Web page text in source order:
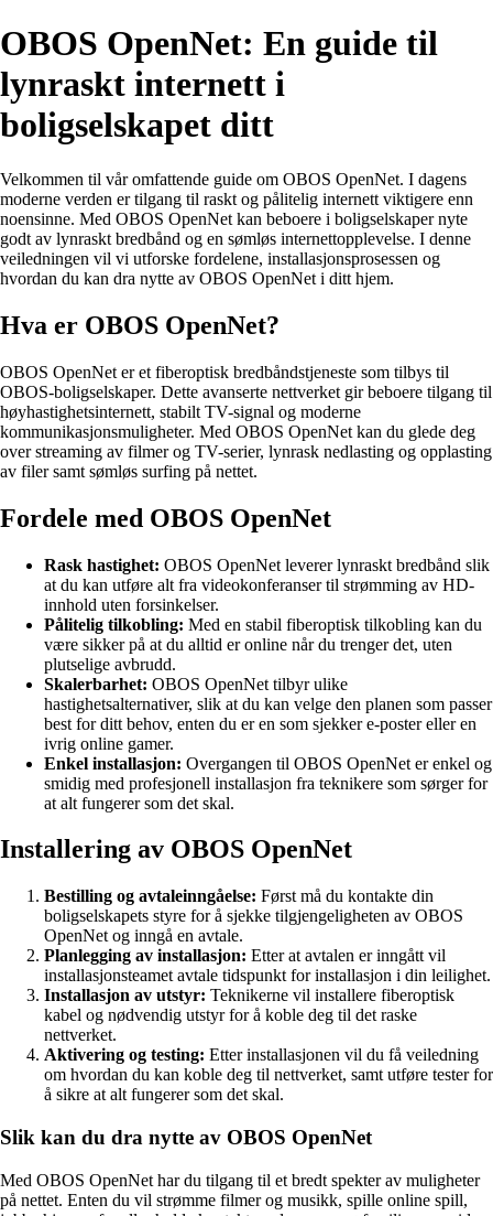
OBOS OpenNet: En guide til
lynraskt internett i
boligselskapet ditt
Velkommen til vår omfattende guide om OBOS OpenNet. I dagens
moderne verden er tilgang til raskt og pålitelig internett viktigere enn
noensinne. Med OBOS OpenNet kan beboere i boligselskaper nyte
godt av lynraskt bredbånd og en sømløs internettopplevelse. I denne
veiledningen vil vi utforske fordelene, installasjonsprosessen og
hvordan du kan dra nytte av OBOS OpenNet i ditt hjem.
Hva er OBOS OpenNet?
OBOS OpenNet er et fiberoptisk bredbåndstjeneste som tilbys til
OBOS-boligselskaper. Dette avanserte nettverket gir beboere tilgang til
høyhastighetsinternett, stabilt TV-signal og moderne
kommunikasjonsmuligheter. Med OBOS OpenNet kan du glede deg
over streaming av filmer og TV-serier, lynrask nedlasting og opplasting
av filer samt sømløs surfing på nettet.
Fordele med OBOS OpenNet
Rask hastighet: OBOS OpenNet leverer lynraskt bredbånd slik
at du kan utføre alt fra videokonferanser til strømming av HD-
innhold uten forsinkelser.
Pålitelig tilkobling: Med en stabil fiberoptisk tilkobling kan du
være sikker på at du alltid er online når du trenger det, uten
plutselige avbrudd.
Skalerbarhet: OBOS OpenNet tilbyr ulike
hastighetsalternativer, slik at du kan velge den planen som passer
best for ditt behov, enten du er en som sjekker e-poster eller en
ivrig online gamer.
Enkel installasjon: Overgangen til OBOS OpenNet er enkel og
smidig med profesjonell installasjon fra teknikere som sørger for
at alt fungerer som det skal.
Installering av OBOS OpenNet
Bestilling og avtaleinngåelse: Først må du kontakte din
boligselskapets styre for å sjekke tilgjengeligheten av OBOS
OpenNet og inngå en avtale.
Planlegging av installasjon: Etter at avtalen er inngått vil
installasjonsteamet avtale tidspunkt for installasjon i din leilighet.
Installasjon av utstyr: Teknikerne vil installere fiberoptisk
kabel og nødvendig utstyr for å koble deg til det raske
nettverket.
Aktivering og testing: Etter installasjonen vil du få veiledning
om hvordan du kan koble deg til nettverket, samt utføre tester for
å sikre at alt fungerer som det skal.
Slik kan du dra nytte av OBOS OpenNet
Med OBOS OpenNet har du tilgang til et bredt spekter av muligheter
på nettet. Enten du vil strømme filmer og musikk, spille online spill,